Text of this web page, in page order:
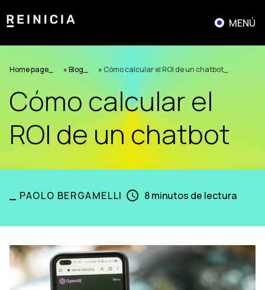
al
MENÚ
Home page »Blog » Cómo calcular el ROI de un chatbot
Cómo calcular el
ROI de un chatbot
PAOLO BERGAMELLI 8minutos de lectura